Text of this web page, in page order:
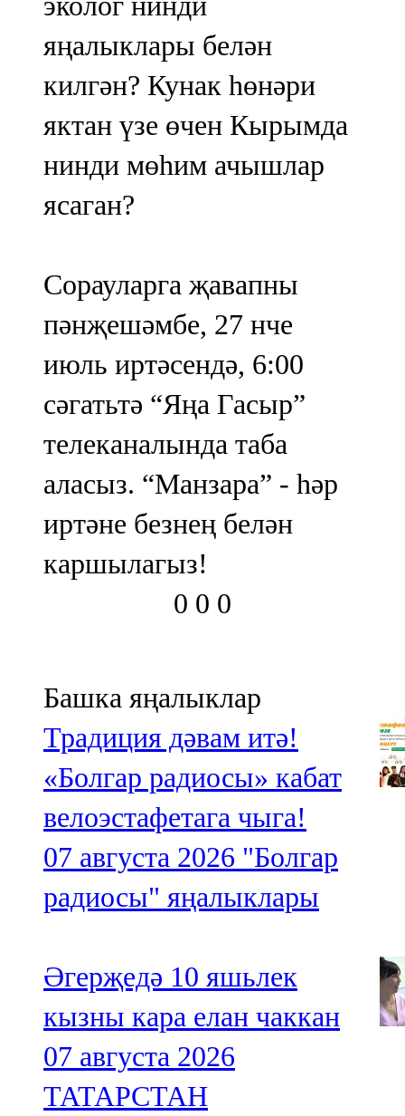
яңалыклары белән
килгән? Кунак һөнәри
яктан үзе өчен Кырымда
нинди мөһим ачышлар
ясаган?
Сорауларга җавапны
пәнҗешәмбе, 27 нче
июль иртәсендә, 6:00
сәгатьтә “Яңа Гасыр”
телеканалында таба
аласыз. “Манзара” - һәр
иртәне безнең белән
каршылагыз!
0 0 0
Башка яңалыклар
Традиция дәвам итә!
«Болгар радиосы» кабат
велоэстафетага чыга!
07 августа 2026 "Болгар
радиосы" яңалыклары
Әгерҗедә 10 яшьлек
кызны кара елан чаккан
07 августа 2026
ТАТАРСТАН